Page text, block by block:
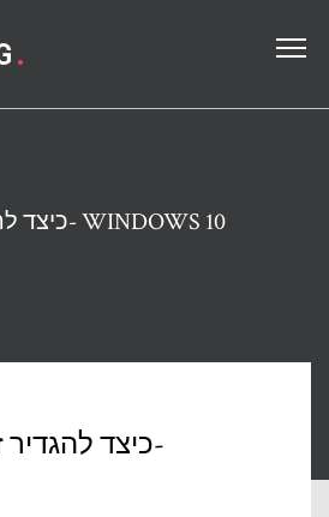
.
כיצד להגדיר זיקה ליישום ב- WINDOWS 10
כיצד להגדיר